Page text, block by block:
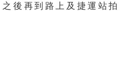
後再到路上及捷運站拍